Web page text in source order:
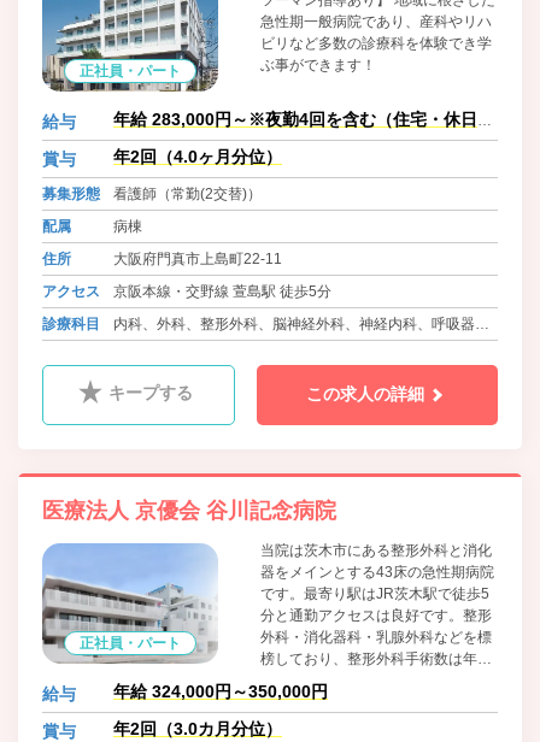
正社員・パート
急性期一般病院であり、産科やリハ
ビリなど多数の診療科を体験でき学
ぶ事ができます！
給与
年給 283,000円～※夜勤4回を含む（住宅・休日手
当は別途）
賞与 年2回（4.0ヶ月分位）
募集形態
看護師（常勤(2交替)）
配属
病棟
住所
大阪府門真市上島町22-11
アクセス
京阪本線・交野線 萱島駅 徒歩5分
診療科目
内科、外科、整形外科、脳神経外科、神経内科、呼吸器内
科、耳鼻咽喉科、皮膚科、産婦人科、小児科、ﾘﾊﾋﾞﾘﾃｰｼｮﾝ
キープする この求人の詳細
医療法人 京優会 谷川記念病院
正社員・パート
当院は茨木市にある整形外科と消化
器をメインとする43床の急性期病院
です。最寄り駅はJR茨木駅で徒歩5
分と通勤アクセスは良好です。整形
外科・消化器科・乳腺外科などを標
榜しており、整形外科手術数は年間
約290例、消化器系の手術は年間約
70例行っております。
給与 年給 324,000円～350,000円
賞与 年2回（3.0カ月分位）